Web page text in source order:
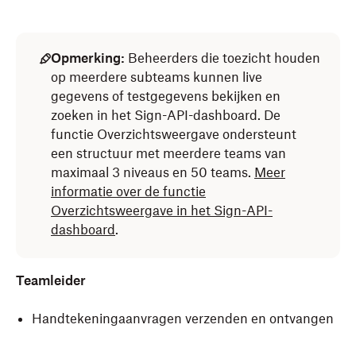
Opmerking: Beheerders die toezicht houden
op meerdere subteams kunnen live
gegevens of testgegevens bekijken en
zoeken in het Sign-API-dashboard. De
functie Overzichtsweergave ondersteunt
een structuur met meerdere teams van
maximaal 3 niveaus en 50 teams. Meer
informatie over de functie
Overzichtsweergave in het Sign-API-
dashboard .
Teamleider
Handtekeningaanvragen verzenden en ontvangen